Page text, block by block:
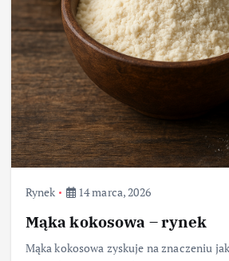
Rynek 14 marca, 2026
Mąka kokosowa – rynek
Mąka kokosowa zyskuje na znaczeniu